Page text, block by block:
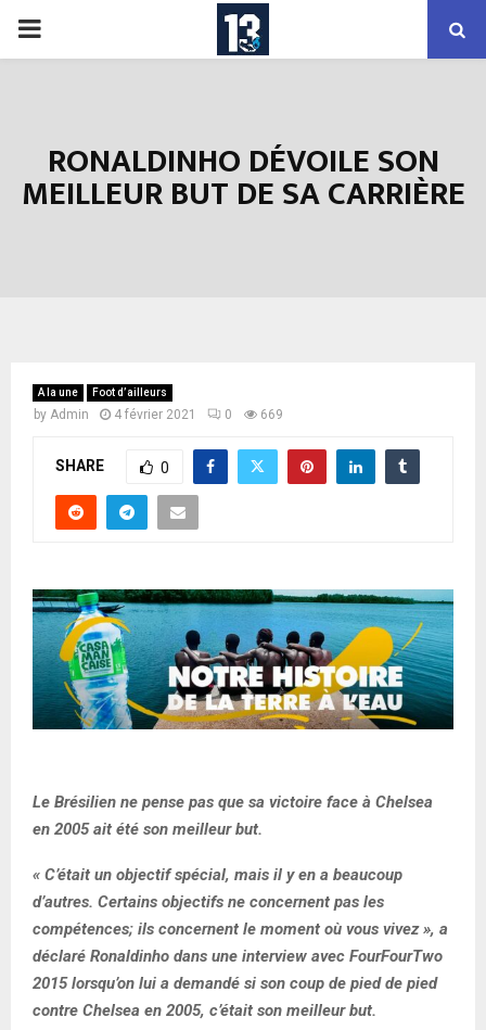
PRIMARY
RONALDINHO DÉVOILE SON
MEILLEUR BUT DE SA CARRIÈRE
A la une Foot d’ailleurs
by Admin 4 février 2021 0 669
SHARE 0
Le Brésilien ne pense pas que sa victoire face à Chelsea
en 2005 ait été son meilleur but.
« C’était un objectif spécial, mais il y en a beaucoup
d’autres. Certains objectifs ne concernent pas les
compétences; ils concernent le moment où vous vivez », a
déclaré Ronaldinho dans une interview avec FourFourTwo
2015 lorsqu’on lui a demandé si son coup de pied de pied
contre Chelsea en 2005, c’était son meilleur but.